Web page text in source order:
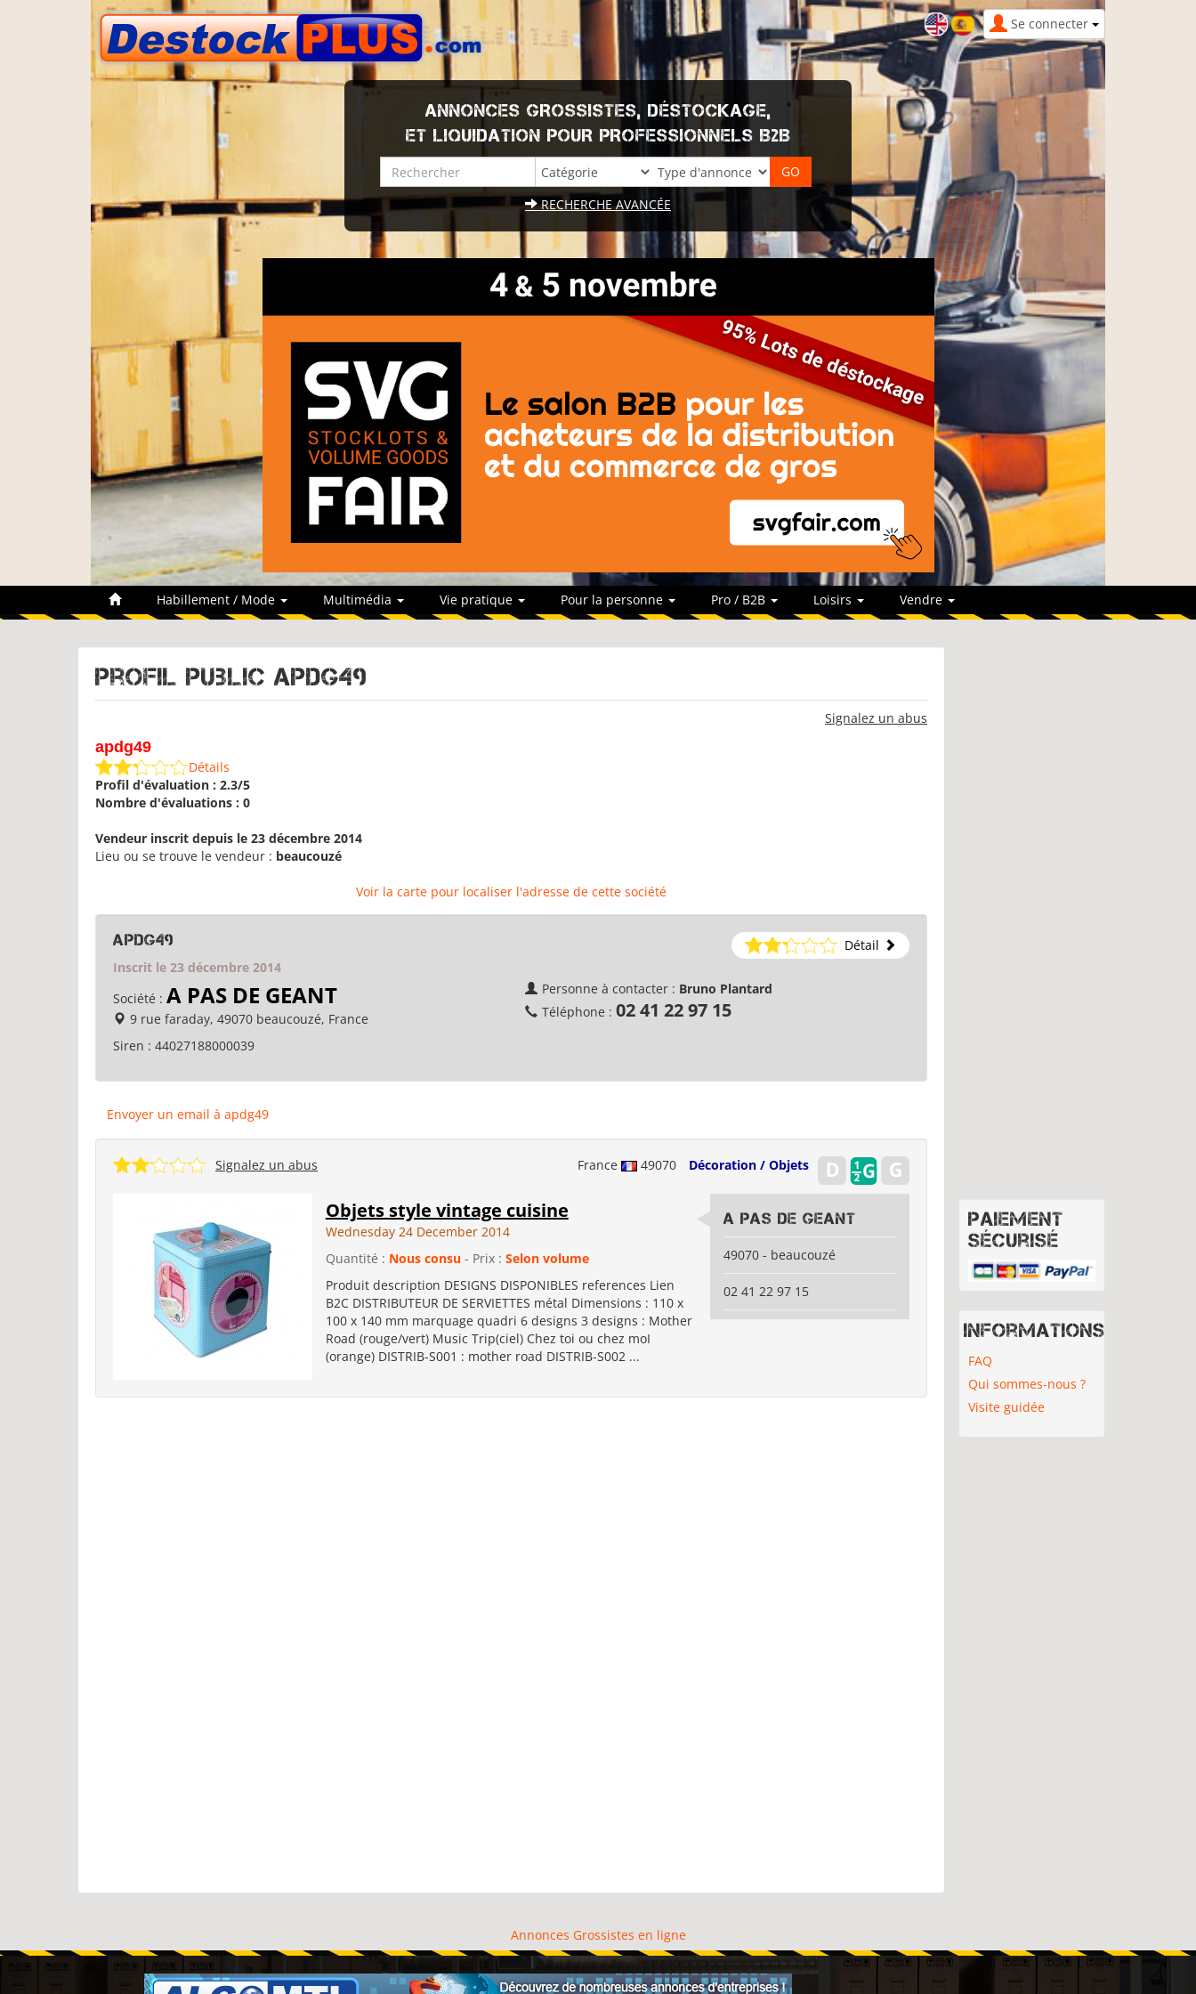
Se connecter
ANNONCES GROSSISTES, DÉSTOCKAGE,
ET LIQUIDATION POUR PROFESSIONNELS B2B
RECHERCHE AVANCÉE
Habillement / Mode Multimédia Vie pratique Pour la personne Pro / B2B Loisirs Vendre
Profil public apdg49
Signalez un abus
apdg49
Détails
Profil d'évaluation : 2.3/5
Nombre d'évaluations : 0
Vendeur inscrit depuis le 23 décembre 2014
Lieu ou se trouve le vendeur : beaucouzé
Voir la carte pour localiser l'adresse de cette société
apdg49
Détail
Inscrit le 23 décembre 2014
Société : A PAS DE GEANT
9 rue faraday, 49070 beaucouzé, France
Siren : 44027188000039
Personne à contacter : Bruno Plantard
Téléphone : 02 41 22 97 15
Envoyer un email à apdg49
France 49070 Décoration / Objets
Signalez un abus
Objets style vintage cuisine
Wednesday 24 December 2014
Quantité : Nous consu- Prix : Selon volume
Produit description DESIGNS DISPONIBLES references Lien
B2C DISTRIBUTEUR DE SERVIETTES métal Dimensions : 110 x
100 x 140 mm marquage quadri 6 designs 3 designs : Mother
Road (rouge/vert) Music Trip(ciel) Chez toi ou chez moI
(orange) DISTRIB-S001 : mother road DISTRIB-S002 ...
A PAS DE GEANT
49070 - beaucouzé
02 41 22 97 15
Paiement
sécurisé
Informations
FAQ
Qui sommes-nous ?
Visite guidée
Annonces Grossistes en ligne